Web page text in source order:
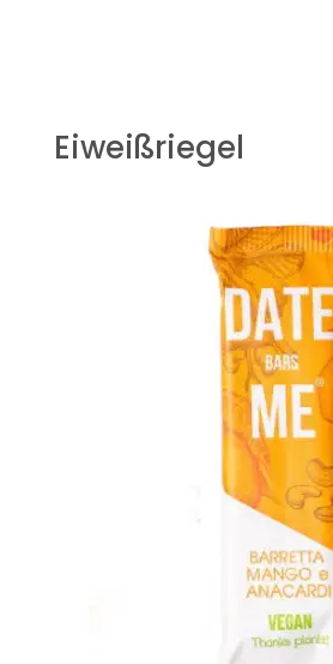
Eiweißriegel